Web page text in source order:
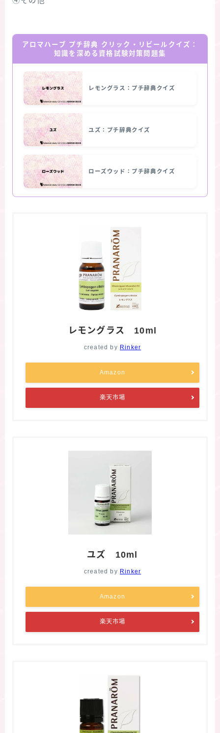
アロマハーブ プチ辞典 クリック・リビールクイズ：
知識を深める資格試験対策問題集
レモングラス：プチ辞典クイズ
ユズ：プチ辞典クイズ
ローズウッド：プチ辞典クイズ
レモングラス 10ml
created by Rinker
Amazon
楽天市場
ユズ 10ml
created by Rinker
Amazon
楽天市場